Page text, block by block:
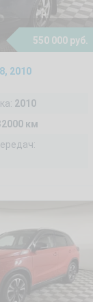
550 000 руб.
2010
2010
км